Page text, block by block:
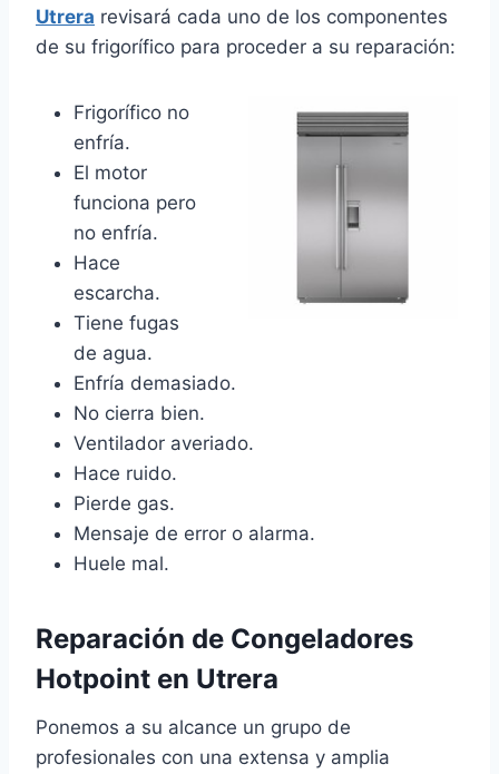
Utrera revisará cada uno de los componentes
de su frigorífico para proceder a su reparación:
Frigorífico no
enfría.
El motor
funciona pero
no enfría.
Hace
escarcha.
Tiene fugas
de agua.
Enfría demasiado.
No cierra bien.
Ventilador averiado.
Hace ruido.
Pierde gas.
Mensaje de error o alarma.
Huele mal.
Reparación de Congeladores
Hotpoint en Utrera
Ponemos a su alcance un grupo de
profesionales con una extensa y amplia